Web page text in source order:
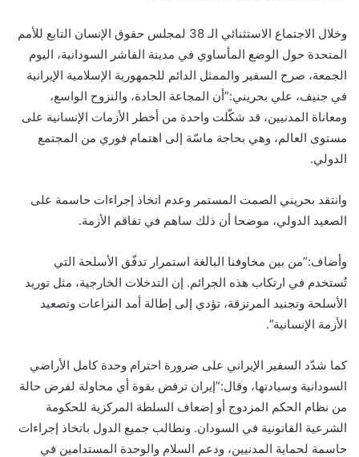
وخلال الاجتماع الاستثنائي الـ 38 لمجلس حقوق الإنسان التابع للأمم
المتحدة حول الوضع المأساوي في مدينة الفاشر السودانية، اليوم
الجمعة، صرح السفير والممثل الدائم للجمهورية الإسلامية الإيرانية
في جنيف، علي بحريني:”أن المجاعة الحادة، والنزوح الواسع،
ومعاناة المدنيين، قد شكّلت واحدة من أخطر الأزمات الإنسانية على
مستوى العالم، وهي بحاجة ماسّة إلى اهتمام فوري من المجتمع
الدولي.
وانتقد بحريني الصمت المستمر وعدم اتخاذ إجراءات حاسمة على
الصعيد الدولي، موضحا أن ذلك ساهم في تفاقم الأزمة.
وأضاف:”من بين مخاوفنا البالغة استمرار تدفّق الأسلحة التي
تُستخدم في ارتكاب هذه الجرائم. إن التدخلات الخارجية، مثل توريد
الأسلحة وتجنيد المرتزقة، تؤدي إلى إطالة أمد النزاعات وتصعيد
الأزمة الإنسانية”.
كما شدّد السفير الإيراني على ضرورة احترام وحدة كامل الأراضي
السودانية وسيادتها، وقال:”إيران ترفض بقوة أي محاولة لفرض حالة
من نظام الحكم المزدوج أو إضعاف السلطة المركزية للحكومة
الشرعية القانونية في السودان. ونطالب جميع الدول باتخاذ إجراءات
حاسمة لحماية المدنيين، ودعم السلام والوحدة المستدامين في